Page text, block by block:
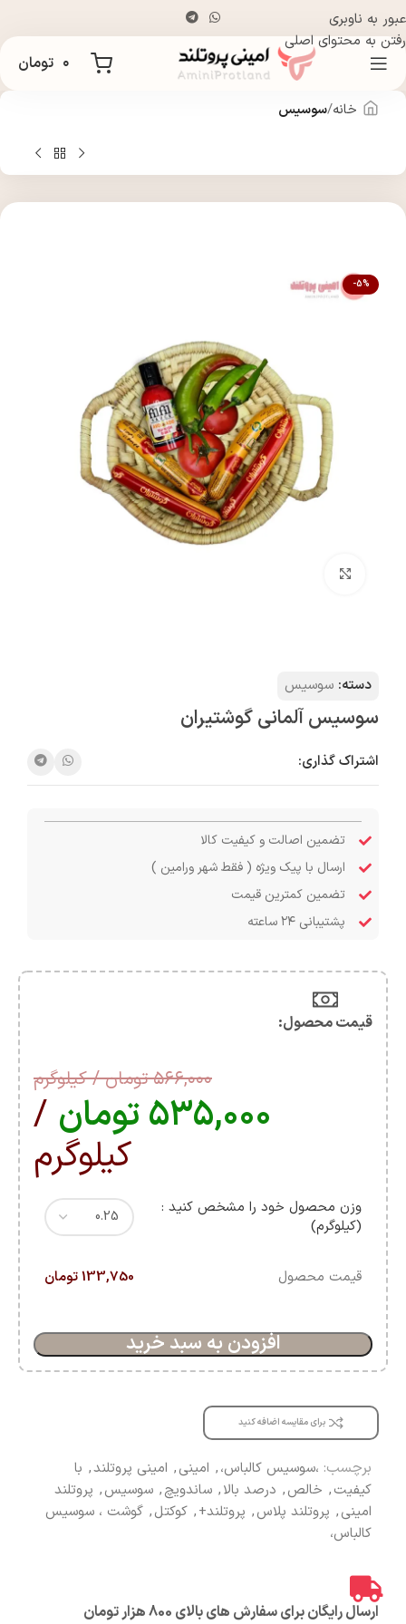
عبور به ناوبری
رفتن به محتوای اصلی
۰ تومان
خانه سوسیس
-5%
دسته: سوسیس
سوسیس آلمانی گوشتیران
اشتراک گذاری:
تضمین اصالت و کیفیت کالا
ارسال با پیک ویژه ( فقط شهر ورامین )
تضمین کمترین قیمت
پشتیبانی ۲۴ ساعته
قیمت محصول:​
۵۶۶,۰۰۰ تومان/ کیلوگرم
۵۳۵,۰۰۰تومان /
کیلوگرم
وزن محصول خود را مشخص کنید :
(کیلوگرم)
قیمت محصول 133,750 تومان
افزودن به سبد خرید
برای مقایسه اضافه کنید
برچسب: ،سوسیس کالباس،, امینی, امینی پروتلند, با
کیفیت, خالص, درصد بالا, ساندویچ, سوسیس, پروتلند
امینی, پروتلند پلاس, پروتلند+, کوکتل, گوشت ، سوسیس
کالباس،
ارسال رایگان برای سفارش های بالای 800 هزار تومان